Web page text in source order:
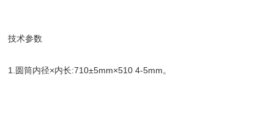
技术参数
1.圆筒内径×内长:710±5mm×510 4-5mm。